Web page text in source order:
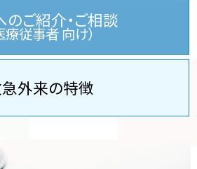
ご紹介・ご相談
療従事者 向け）
外来の特徴